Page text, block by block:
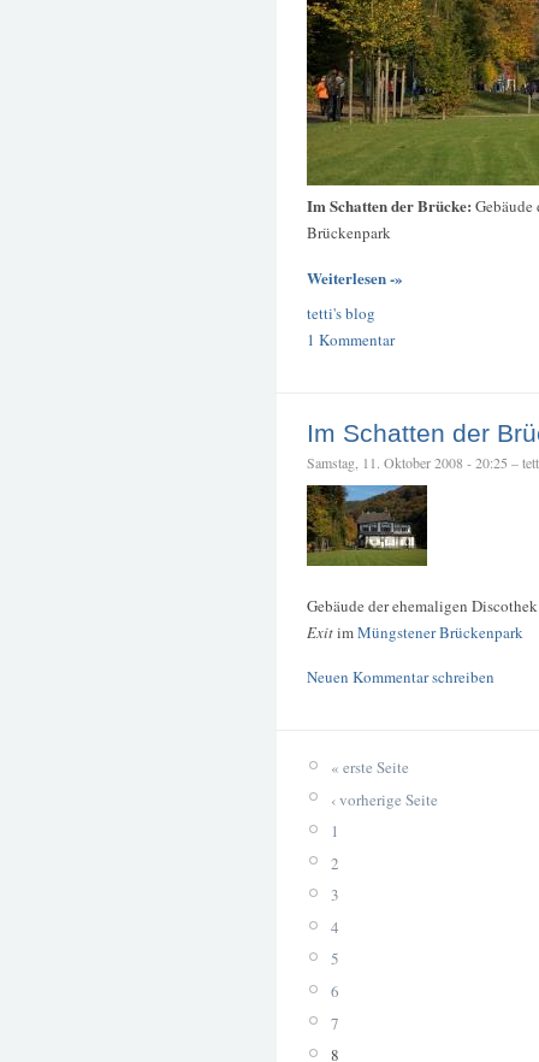
Im Schatten der Brücke:
Brückenpark
Weiterlesen -»
tetti's blog
1 Kommentar
Im Schatten der
Samstag, 11. Oktober 2008 - 20:25 –
Gebäude der ehemaligen Discothek
ExitimMüngstener Brückenpark
Neuen Kommentar schreiben
« erste Seite
‹ vorherige Seite
1
2
3
4
5
6
7
8